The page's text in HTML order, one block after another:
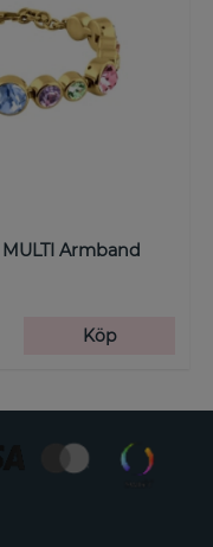
MULTI Armband
Köp